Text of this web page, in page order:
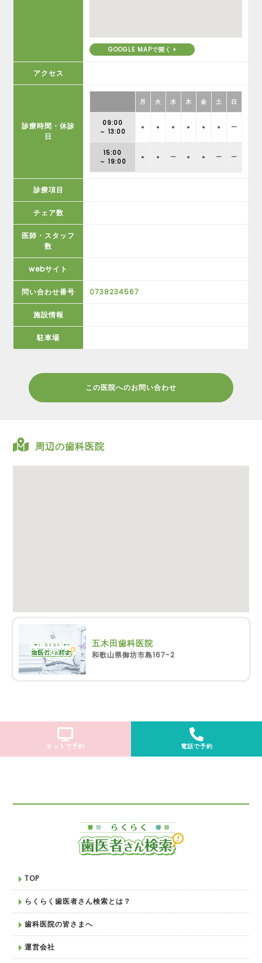
GOOGLE MAPで開く
アクセス
診療時間・休診
日
月 火 水 木 金 土 日
09:00
～ 13:00
● ● ● ● ● ● ー
15:00
～ 19:00
● ● ー ● ● ー ー
診療項目
チェア数
医師・スタッフ
数
webサイト
問い合わせ番号 0738234567
施設情報
駐車場
この医院へのお問い合わせ
周辺の歯科医院
五木田歯科医院
和歌山県御坊市島167-2
ネットで予約 電話で予約
TOP
らくらく歯医者さん検索とは？
歯科医院の皆さまへ
運営会社